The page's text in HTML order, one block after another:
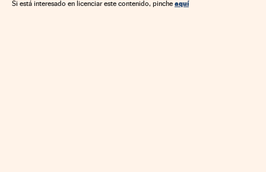
Si está interesado en licenciar este contenido, pinche aquí